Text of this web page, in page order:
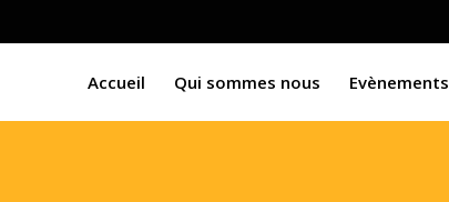
Accueil Qui sommes nous Evènements